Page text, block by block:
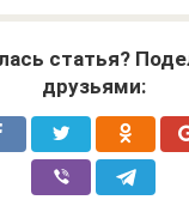
статья?
друзьями: